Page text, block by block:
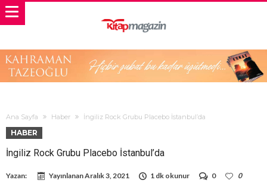
Ana Sayfa Haber İngiliz Rock Grubu Placebo İstanbul’da
HABER
İngiliz Rock Grubu Placebo İstanbul’da
Yazan: YayınlananAralık 3, 2021 1 dk okunur 0
0